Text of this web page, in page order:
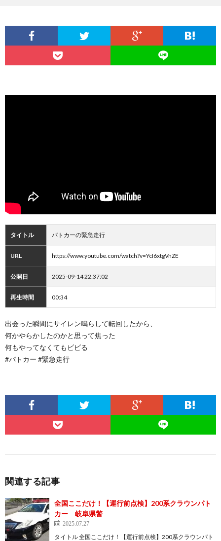
タイトル パトカーの緊急走行
URL https://www.youtube.com/watch?v=YcI6xtgVnZE
公開日 2025-09-14 22:37:02
再生時間 00:34
出会った瞬間にサイレン鳴らして転回したから、
何かやらかしたのかと思って焦った
何もやってなくてもビビる
#パトカー #緊急走行
関連する記事
全国ここだけ！【運行前点検】200系クラウンパト
カー 岐阜県警
2025.07.27
タイトル 全国ここだけ！【運行前点検】200系クラウンパト